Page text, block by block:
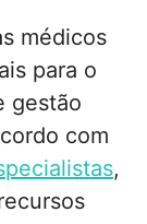
médicos
para o
gestão
com
,